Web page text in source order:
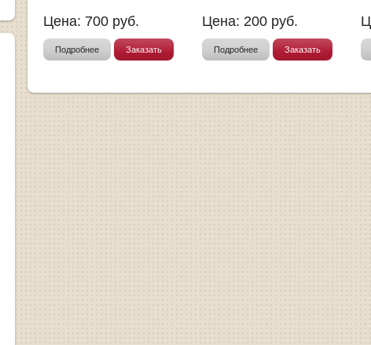
Цена: 700 руб.
Подробнее Заказать
Цена: 200 руб.
Подробнее Заказать